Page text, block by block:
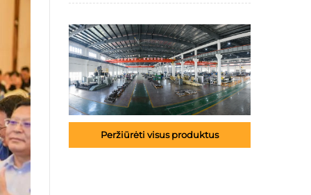
Peržiūrėti visus produktus